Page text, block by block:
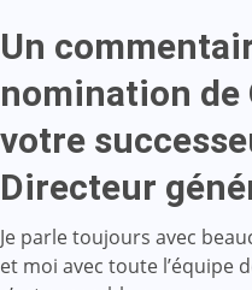
Un
nomination de
votre
Directeur
Je parle toujours avec
et moi avec toute l’équipe